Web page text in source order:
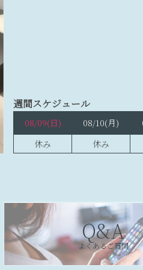
週間スケジュール
08/09(日) 08/10(月)
休み
休み
Q&A
よくあるご質問